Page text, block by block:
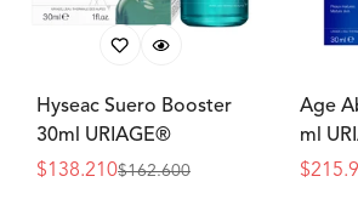
Hyseac Suero Booster
30ml URIAGE®
Precio
$138.210
Precio
$162.600
Age
ml
Precio
Precio